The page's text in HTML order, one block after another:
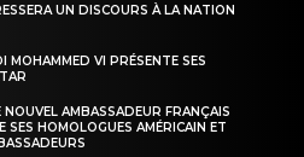
UN DISCOURS À LA NATION
MOHAMMED VI PRÉSENTE SES
AMBASSADEUR FRANÇAIS
HOMOLOGUES AMÉRICAIN ET